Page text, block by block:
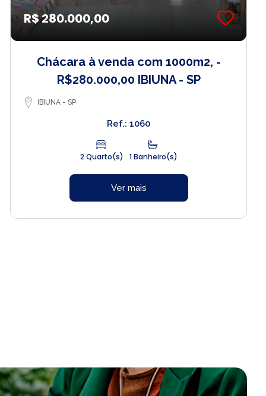
R$ 280.000,00
Chácara à venda com 1000m2, -
R$280.000,00 IBIUNA - SP
IBIUNA - SP
Ref.: 1060
2 Quarto(s) 1 Banheiro(s)
Ver mais